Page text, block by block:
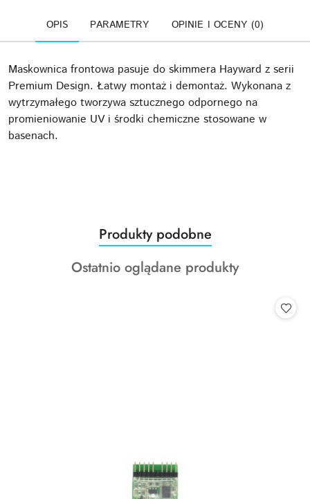
OPIS PARAMETRY OPINIE I OCENY (0)
Maskownica frontowa pasuje do skimmera Hayward z serii
Premium Design. Łatwy montaż i demontaż. Wykonana z
wytrzymałego tworzywa sztucznego odpornego na
promieniowanie UV i środki chemiczne stosowane w
basenach.
Pomiń karuzelę produktów
Produkty
o
statusie:
Produkty podobne
Produkty
Ostatnio oglądane produkty